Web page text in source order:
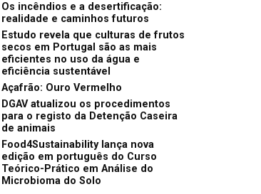
Os incêndios e a desertificação:
realidade e caminhos futuros
Estudo revela que culturas de frutos
secos em Portugal são as mais
eficientes no uso da água e
eficiência sustentável
Açafrão: Ouro Vermelho
DGAV atualizou os procedimentos
para o registo da Detenção Caseira
de animais
Food4Sustainability lança nova
edição em português do Curso
Teórico-Prático em Análise do
Microbioma do Solo